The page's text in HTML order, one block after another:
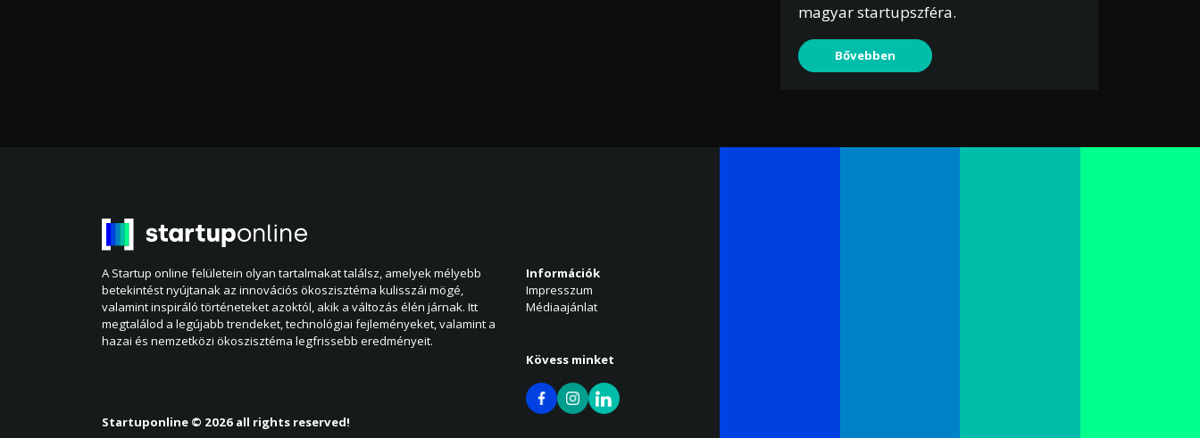
magyar startupszféra.
Bővebben
A Startup online felületein olyan tartalmakat találsz, amelyek mélyebb
betekintést nyújtanak az innovációs ökoszisztéma kulisszái mögé,
valamint inspiráló történeteket azoktól, akik a változás élén járnak. Itt
megtalálod a legújabb trendeket, technológiai fejleményeket, valamint a
hazai és nemzetközi ökoszisztéma legfrissebb eredményeit.
Információk
Impresszum
Médiaajánlat
Kövess minket
Startuponline © 2026 all rights reserved!